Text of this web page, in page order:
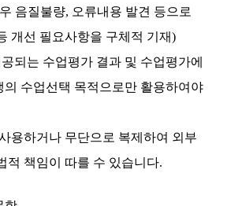
음질불량, 오류내용 발견 등으로
개선 필요사항을 구체적 기재)
되는 수업평가 결과 및 수업평가에
의 수업선택 목적으로만 활용하여야
하거나 무단으로 복제하여 외부
적 책임이 따를 수 있습니다.